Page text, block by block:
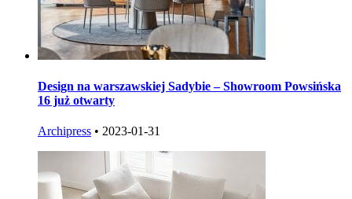
Design na warszawskiej Sadybie – Showroom Powsińska
16 już otwarty
Archipress • 2023-01-31